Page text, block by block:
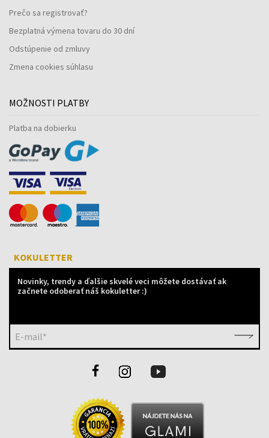
Prečo sa registrovať?
Bezplatná výmena tovaru do 30 dní
Odstúpenie od zmluvy
Zmena cookies súhlasu
MOŽNOSTI PLATBY
Platba na dobierku
KOKULETTER
Novinky, trendy a ďalšie skvelé veci môžete dostávať ak
začnete odoberať náš kokuletter :)
E-mail*